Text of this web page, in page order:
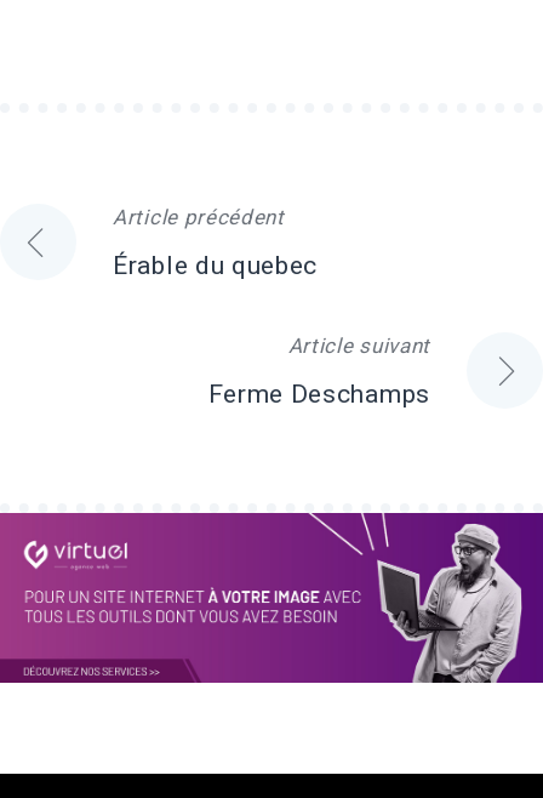
Navigation
Article précédent
Érable du quebec
Article suivant
Ferme Deschamps